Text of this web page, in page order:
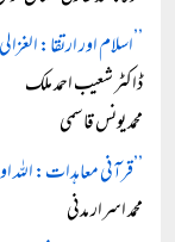
’’اسلام اور ارتقا:
ڈاکٹر شعیب احمد ملک
محمد یونس قاسمی
’’قرآنی معاہدات:
محمد اسرار مدنی